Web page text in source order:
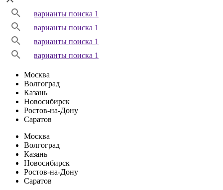
варианты поиска 1
варианты поиска 1
варианты поиска 1
варианты поиска 1
Москва
Волгоград
Казань
Новосибирск
Ростов-на-Дону
Саратов
Москва
Волгоград
Казань
Новосибирск
Ростов-на-Дону
Саратов